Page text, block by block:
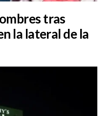
tras
la lateral de la